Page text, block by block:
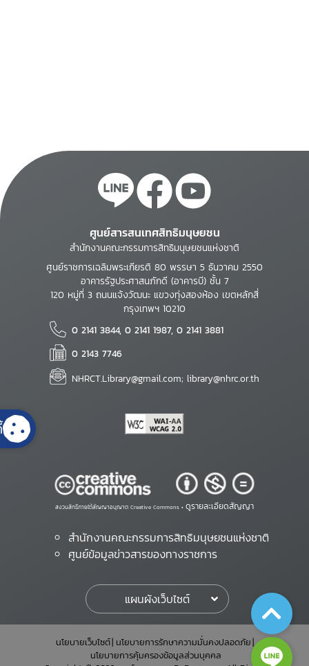
ศูนย์สารสนเทศสิทธิมนุษยชน
สำนักงานคณะกรรมการสิทธิมนุษยชนแห่งชาติ
ศูนย์ราชการเฉลิมพระเกียรติ 80 พรรษา 5 ธันวาคม 2550
อาคารรัฐประศาสนภักดี (อาคารบี) ชั้น 7
120 หมู่ที่ 3 ถนนแจ้งวัฒนะ แขวงทุ่งสองห้อง เขตหลักสี่
กรุงเทพฯ 10210
0 2141 3844, 0 2141 1987, 0 2141 3881
0 2143 7746
NHRCT.Library@gmail.com; library@nhrc.or.th
สงวนสิทธิ์ภายใต้สัญญาอนุญาต Creative Commons • ดูรายละเอียดสัญญา
สำนักงานคณะกรรมการสิทธิมนุษยชนแห่งชาติ
ศูนย์ข้อมูลข่าวสารของทางราชการ
แผนผังเว็บไซต์
นโยบายเว็บไซต์ นโยบายการรักษาความมั่นคงปลอดภัย
นโยบายการคุ้มครองข้อมูลส่วนบุคคล